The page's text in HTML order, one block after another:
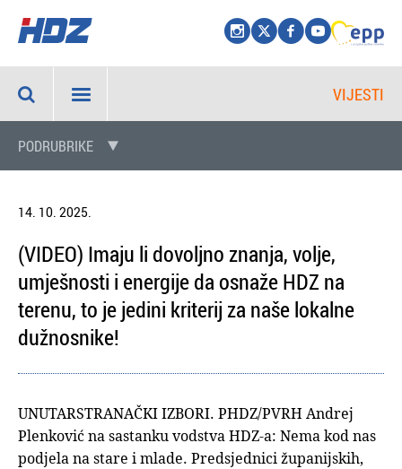
VIJESTI
PODRUBRIKE
14. 10. 2025.
(VIDEO) Imaju li dovoljno znanja, volje,
umješnosti i energije da osnaže HDZ na
terenu, to je jedini kriterij za naše lokalne
dužnosnike!
UNUTARSTRANAČKI IZBORI. PHDZ/PVRH Andrej
Plenković na sastanku vodstva HDZ-a: Nema kod nas
podjela na stare i mlade. Predsjednici županijskih,